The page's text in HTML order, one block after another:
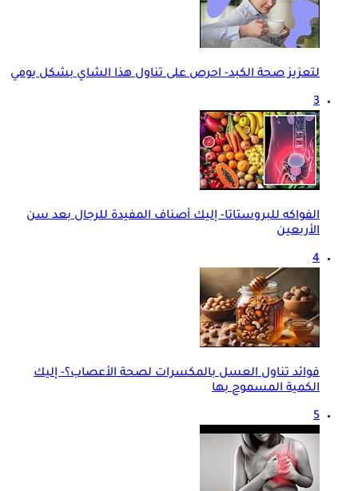
لتعزيز صحة الكبد- احرص على تناول هذا الشاي بشكل يومي
3
الفواكه للبروستاتا- إليك أصناف المفيدة للرجال بعد سن
الأربعين
4
فوائد تناول العسل بالمكسرات لصحة الأعصاب؟- إليك
الكمية المسموح بها
5